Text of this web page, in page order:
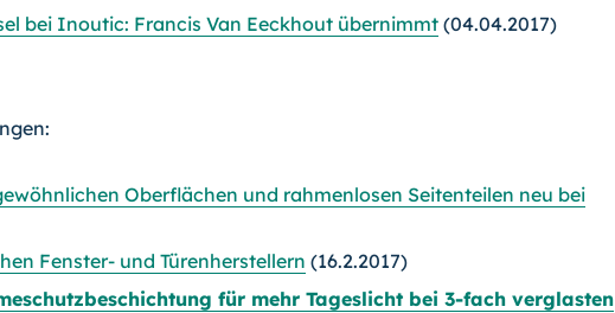
bei Inoutic: Francis Van Eeckhout übernimmt (04.04.2017)
Oberflächen und rahmenlosen Seitenteilen neu bei
Fenster- und Türenherstellern (16.2.2017)
für mehr Tageslicht bei 3-fach verglasten